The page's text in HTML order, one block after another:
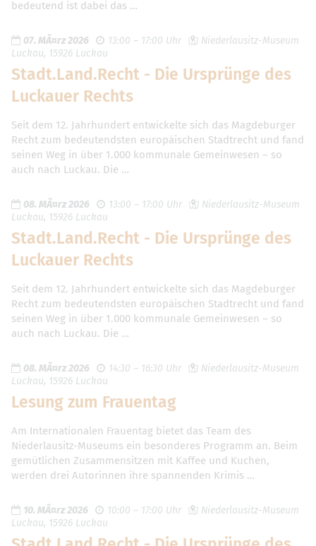
bedeutend ist dabei das …
07. MÃ¤rz 2026 13:00 – 17:00 Uhr
Niederlausitz-Museum
Luckau, 15926 Luckau
Stadt.Land.Recht - Die Ursprünge des
Luckauer Rechts
Seit dem 12. Jahrhundert entwickelte sich das Magdeburger
Recht zum bedeutendsten europäischen Stadtrecht und fand
seinen Weg in über 1.000 kommunale Gemeinwesen – so
auch nach Luckau. Die …
08. MÃ¤rz 2026 13:00 – 17:00 Uhr
Niederlausitz-Museum
Luckau, 15926 Luckau
Stadt.Land.Recht - Die Ursprünge des
Luckauer Rechts
Seit dem 12. Jahrhundert entwickelte sich das Magdeburger
Recht zum bedeutendsten europäischen Stadtrecht und fand
seinen Weg in über 1.000 kommunale Gemeinwesen – so
auch nach Luckau. Die …
08. MÃ¤rz 2026 14:30 – 16:30 Uhr
Niederlausitz-Museum
Luckau, 15926 Luckau
Lesung zum Frauentag
Am Internationalen Frauentag bietet das Team des
Niederlausitz-Museums ein besonderes Programm an. Beim
gemütlichen Zusammensitzen mit Kaffee und Kuchen,
werden drei Autorinnen ihre spannenden Krimis …
10. MÃ¤rz 2026 10:00 – 17:00 Uhr
Niederlausitz-Museum
Luckau, 15926 Luckau